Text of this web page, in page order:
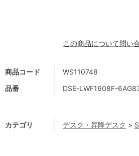
商品コード
WS110748
品番
DSE-LWF1608F-
カテゴリ デスク・昇降デスク >
この商品について問い